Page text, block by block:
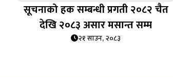
सूचनाको हक सम्बन्धी प्रगती २०८२ चैत
देखि २०८३ असार मसान्त सम्म
२१ साउन, २०८३